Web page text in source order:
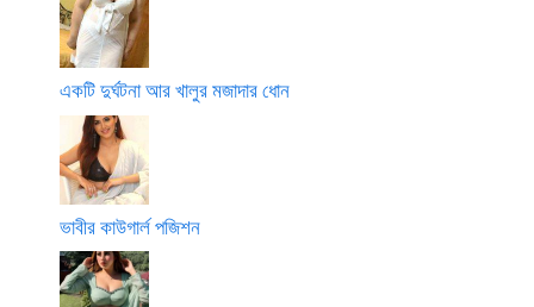
একটি দুর্ঘটনা আর খালুর মজাদার ধোন
ভাবীর কাউগার্ল পজিশন